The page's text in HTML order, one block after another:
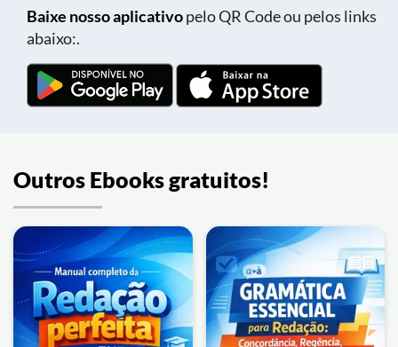
Baixe nosso aplicativopelo QR Code ou pelos links
abaixo:.
Outros Ebooks gratuitos!